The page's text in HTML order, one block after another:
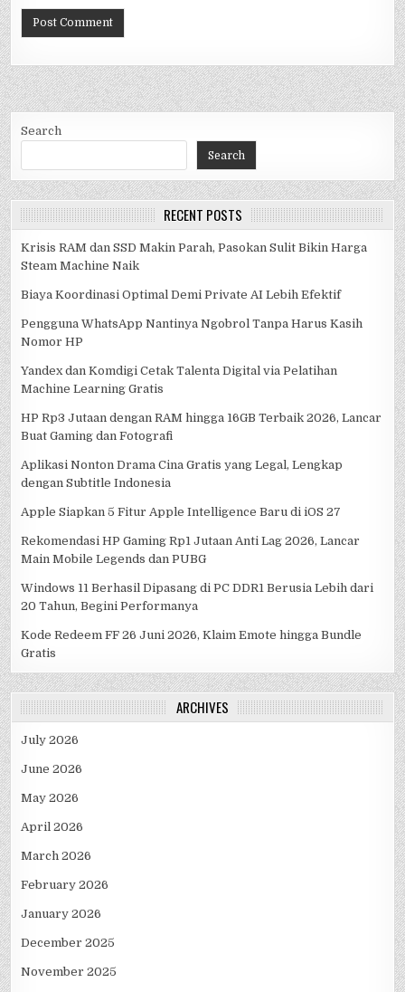
Search
Search
RECENT POSTS
Krisis RAM dan SSD Makin Parah, Pasokan Sulit Bikin Harga
Steam Machine Naik
Biaya Koordinasi Optimal Demi Private AI Lebih Efektif
Pengguna WhatsApp Nantinya Ngobrol Tanpa Harus Kasih
Nomor HP
Yandex dan Komdigi Cetak Talenta Digital via Pelatihan
Machine Learning Gratis
HP Rp3 Jutaan dengan RAM hingga 16GB Terbaik 2026, Lancar
Buat Gaming dan Fotografi
Aplikasi Nonton Drama Cina Gratis yang Legal, Lengkap
dengan Subtitle Indonesia
Apple Siapkan 5 Fitur Apple Intelligence Baru di iOS 27
Rekomendasi HP Gaming Rp1 Jutaan Anti Lag 2026, Lancar
Main Mobile Legends dan PUBG
Windows 11 Berhasil Dipasang di PC DDR1 Berusia Lebih dari
20 Tahun, Begini Performanya
Kode Redeem FF 26 Juni 2026, Klaim Emote hingga Bundle
Gratis
ARCHIVES
July 2026
June 2026
May 2026
April 2026
March 2026
February 2026
January 2026
December 2025
November 2025